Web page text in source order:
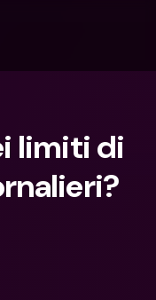
limiti di